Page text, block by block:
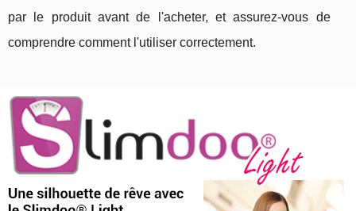
par le produit avant de l'acheter, et assurez-vous de
comprendre comment l'utiliser correctement.